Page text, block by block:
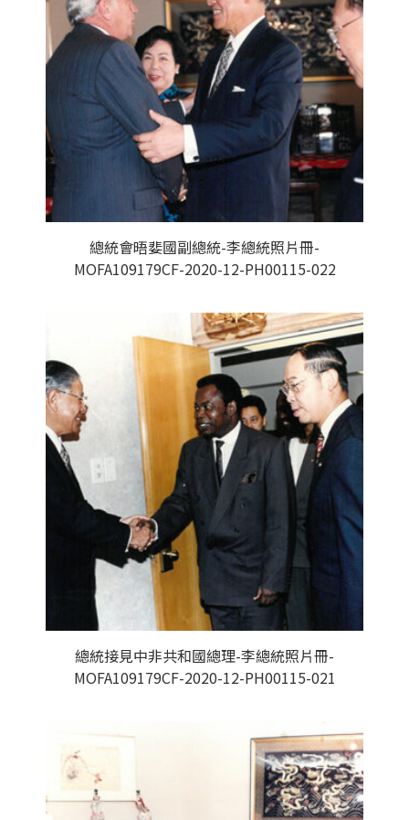
總統會晤婓國副總統-李總統照片冊-
MOFA109179CF-2020-12-PH00115-022
總統接見中非共和國總理-李總統照片冊-
MOFA109179CF-2020-12-PH00115-021